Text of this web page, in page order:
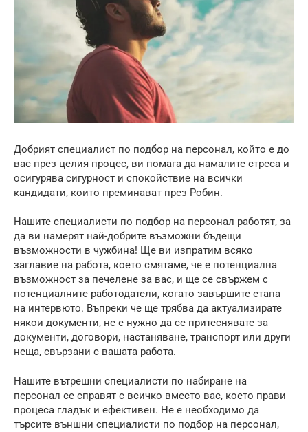
Добрият специалист по подбор на персонал, който е до
вас през целия процес, ви помага да намалите стреса и
осигурява сигурност и спокойствие на всички
кандидати, които преминават през Робин.
Нашите специалисти по подбор на персонал работят, за
да ви намерят най-добрите възможни бъдещи
възможности в чужбина! Ще ви изпратим всяко
заглавие на работа, което смятаме, че е потенциална
възможност за печелене за вас, и ще се свържем с
потенциалните работодатели, когато завършите етапа
на интервюто. Въпреки че ще трябва да актуализирате
някои документи, не е нужно да се притеснявате за
документи, договори, настаняване, транспорт или други
неща, свързани с вашата работа.
Нашите вътрешни специалисти по набиране на
персонал се справят с всичко вместо вас, което прави
процеса гладък и ефективен. Не е необходимо да
търсите външни специалисти по подбор на персонал,